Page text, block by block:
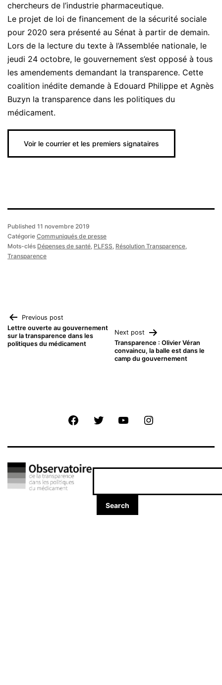
chercheurs de l’industrie pharmaceutique.
Le projet de loi de financement de la sécurité sociale
pour 2020 sera présenté au Sénat à partir de demain.
Lors de la lecture du texte à l’Assemblée nationale, le
jeudi 24 octobre, le gouvernement s’est opposé à tous
les amendements demandant la transparence. Cette
coalition inédite demande à Edouard Philippe et Agnès
Buzyn la transparence dans les politiques du
médicament.
Voir le courrier et les premiers signataires
Published 11 novembre 2019
Catégorie Communiqués de presse
Mots-clés Dépenses de santé, PLFSS, Résolution Transparence,
Transparence
Navigation
de
Previous post
Lettre ouverte au gouvernement
sur la transparence dans les
politiques du médicament
Next post
Transparence : Olivier Véran
convaincu, la balle est dans le
camp du gouvernement
FacebookTwitter Youtube